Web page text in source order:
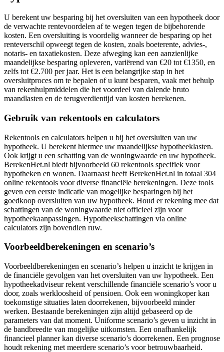
U berekent uw besparing bij het oversluiten van een hypotheek door
de verwachte rentevoordelen af te wegen tegen de bijbehorende
kosten. Een oversluiting is voordelig wanneer de besparing op het
renteverschil opweegt tegen de kosten, zoals boeterente, advies-,
notaris- en taxatiekosten. Deze afweging kan een aanzienlijke
maandelijkse besparing opleveren, variërend van €20 tot €1350, en
zelfs tot €2.700 per jaar. Het is een belangrijke stap in het
oversluitproces om te bepalen of u kunt besparen, vaak met behulp
van rekenhulpmiddelen die het voordeel van dalende bruto
maandlasten en de terugverdientijd van kosten berekenen.
Gebruik van rekentools en calculators
Rekentools en calculators helpen u bij het oversluiten van uw
hypotheek. U berekent hiermee uw maandelijkse hypotheeklasten.
Ook krijgt u een schatting van de woningwaarde en uw hypotheek.
BerekenHet.nl biedt bijvoorbeeld 60 rekentools specifiek voor
hypotheken en wonen. Daarnaast heeft BerekenHet.nl in totaal 304
online rekentools voor diverse financiële berekeningen. Deze tools
geven een eerste indicatie van mogelijke besparingen bij het
goedkoop oversluiten van uw hypotheek. Houd er rekening mee dat
schattingen van de woningwaarde niet officieel zijn voor
hypotheekaanpassingen. Hypotheekschattingen via online
calculators zijn bovendien ruw.
Voorbeeldberekeningen en scenario’s
Voorbeeldberekeningen en scenario’s helpen u inzicht te krijgen in
de financiële gevolgen van het oversluiten van uw hypotheek. Een
hypotheekadviseur rekent verschillende financiële scenario’s voor u
door, zoals werkloosheid of pensioen. Ook een woningkoper kan
toekomstige situaties laten doorrekenen, bijvoorbeeld minder
werken. Bestaande berekeningen zijn altijd gebaseerd op de
parameters van dat moment. Uniforme scenario’s geven u inzicht in
de bandbreedte van mogelijke uitkomsten. Een onafhankelijk
financieel planner kan diverse scenario’s doorrekenen. Een prognose
houdt rekening met meerdere scenario’s voor betrouwbaarheid.